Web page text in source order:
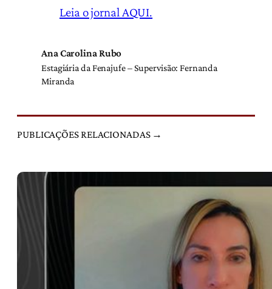
Leia o jornal AQUI.
Ana Carolina Rubo
Estagiária da Fenajufe – Supervisão: Fernanda
Miranda
PUBLICAÇÕES RELACIONADAS →